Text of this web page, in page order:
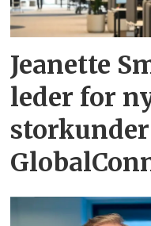
Jeanette
leder for